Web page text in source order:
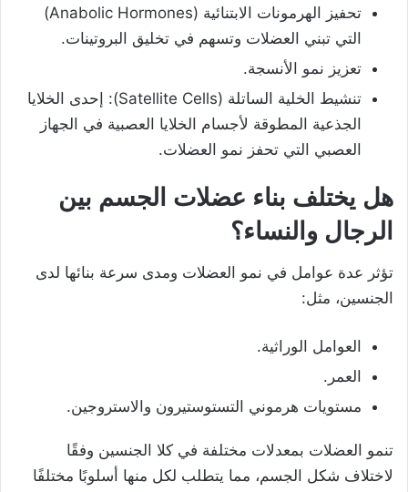
تحفيز الهرمونات الابتنائية (Anabolic Hormones)
التي تبني العضلات وتسهم في تخليق البروتينات.
تعزيز نمو الأنسجة.
تنشيط الخلية الساتلة (Satellite Cells): إحدى الخلايا
الجذعية المطوقة لأجسام الخلايا العصبية في الجهاز
العصبي التي تحفز نمو العضلات.
هل يختلف بناء عضلات الجسم بين
الرجال والنساء؟
تؤثر عدة عوامل في نمو العضلات ومدى سرعة بنائها لدى
الجنسين، مثل:
العوامل الوراثية.
العمر.
مستويات هرموني التستوستيرون والاستروجين.
تنمو العضلات بمعدلات مختلفة في كلا الجنسين وفقًا
لاختلاف شكل الجسم، مما يتطلب لكل منها أسلوبًا مختلفًا